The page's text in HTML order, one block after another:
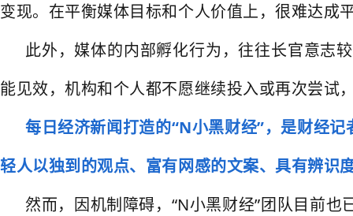
变现。在平衡媒体目标和个人价值上，很难达成
此外，媒体的内部孵化行为，往往长官意志
能见效，机构和个人都不愿继续投入或再次尝试
每日经济新闻打造的“N小黑财经”，是财经
轻人以独到的观点、富有网感的文案、具有辨识
然而，因机制障碍，“N小黑财经”团队目前